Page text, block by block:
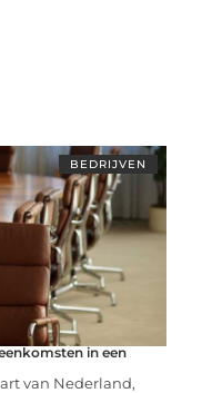
BEDRIJVEN
in een
van Nederland,